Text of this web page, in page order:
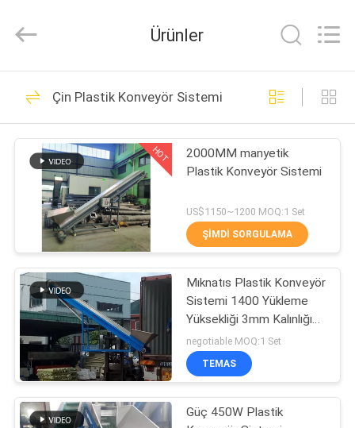
ÜRÜN:%
HAKKIMIZDA
FABRIKA
TURU
KALITE
KONTROL
BIZIMLE
TRADE
CO.,LTD..
Reserved.
Plastik geri
dönüşüm
ekipmanları
126
Plastik Kesim
Makinası
59
Ürünler
Çin Plastik Konveyör Sistemi
HOT
2000MM manyetik
Plastik Konveyör Sistemi
US$1150~1200 MOQ:1 Set
ŞIMDI SORGULAMA
Mıknatıs Plastik Konveyör
Sistemi 1400 Yükleme
Yüksekliği 3mm Kalınlığı
Düşük Gürültü
negotiable MOQ:1 Set
TEMAS
Güç 450W Plastik